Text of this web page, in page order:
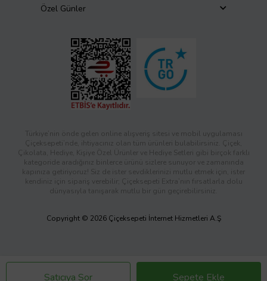
Satıcıya Sor Sepete Ekle
Özel Günler
Türkiye’nin önde gelen online alışveriş sitesi ve mobil uygulaması
Çiçeksepeti’nde, ihtiyacınız olan tüm ürünleri bulabilirsiniz. Çiçek,
Çikolata, Hediye, Kişiye Özel Ürünler ve Hediye Setleri gibi birçok farklı
kategoride aradığınız binlerce ürünü sizlere sunuyor ve zamanında
kapınıza getiriyoruz! Siz de ister sevdiklerinizi mutlu etmek için, ister
kendiniz için sipariş verebilir; Çiçeksepeti Extra’nın fırsatlarla dolu
dünyasıyla tanışarak mutlu bir gün geçirebilirsiniz.
Copyright © 2026 Çiçeksepeti İnternet Hizmetleri A.Ş